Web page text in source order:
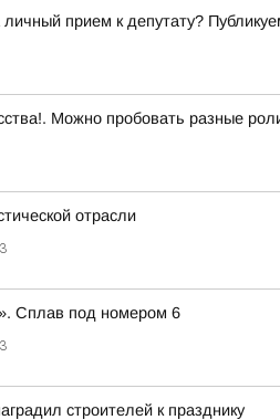
личный прием к депутату?
Можно пробовать разные
отрасли
Сплав под номером 6
строителей к празднику